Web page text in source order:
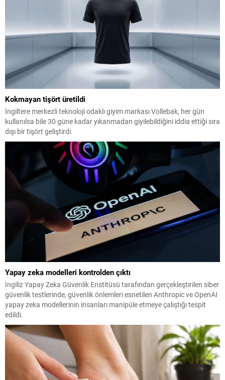
Kokmayan tişört üretildi
İngiltere merkezli teknoloji odaklı giyim markası Vollebak, her gün
kullanılsa bile 30 güne kadar yıkanmadan giyilebildiğini iddia ettiği sıra
dışı bir tişört geliştirdi.
Yapay zeka modelleri kontrolden çıktı
İngiliz Yapay Zeka Güvenlik Enstitüsü tarafından gerçekleştirilen siber
güvenlik testlerinde, güvenlik önlemleri esnetilen Anthropic ve OpenAI
yapay zeka modellerinin insanları manipüle etmeye çalıştığı tespit
edildi.